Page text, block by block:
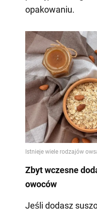
opakowaniu.
Zbyt wczesne
owoców
Jeśli dodasz